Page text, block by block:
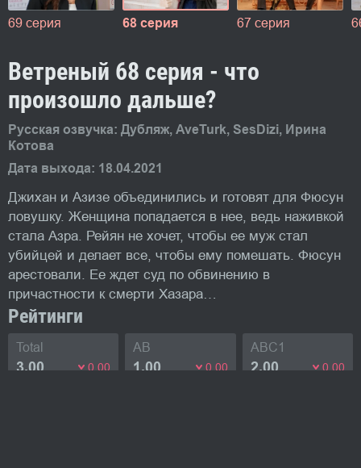
69 серия 68 серия 67 серия
Ветреный 68 серия - что
произошло дальше?
Русская озвучка: Дубляж, AveTurk, SesDizi, Ирина
Котова
Дата выхода: 18.04.2021
Джихан и Азизе объединились и готовят для Фюсун
ловушку. Женщина попадается в нее, ведь наживкой
стала Азра. Рейян не хочет, чтобы ее муж стал
убийцей и делает все, чтобы ему помешать. Фюсун
арестовали. Ее ждет суд по обвинению в
причастности к смерти Хазара…
Рейтинги
Total
3.00 0.00
AB
1.00 0.00
ABC1
2.00 0.00